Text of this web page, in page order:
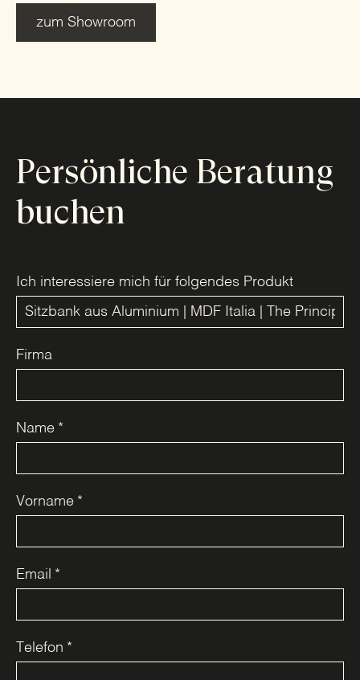
zum Showroom
Persönliche Beratung
buchen
Ich interessiere mich für folgendes Produkt
Firma
Name *
Vorname *
Email *
Telefon *